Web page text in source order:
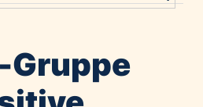
Gruppe